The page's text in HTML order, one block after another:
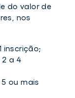
do valor de
nos
inscrição;
2 a 4
ou mais